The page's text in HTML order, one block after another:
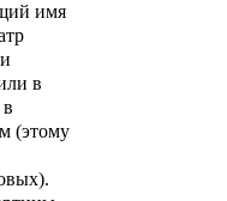
имя
в
(этому